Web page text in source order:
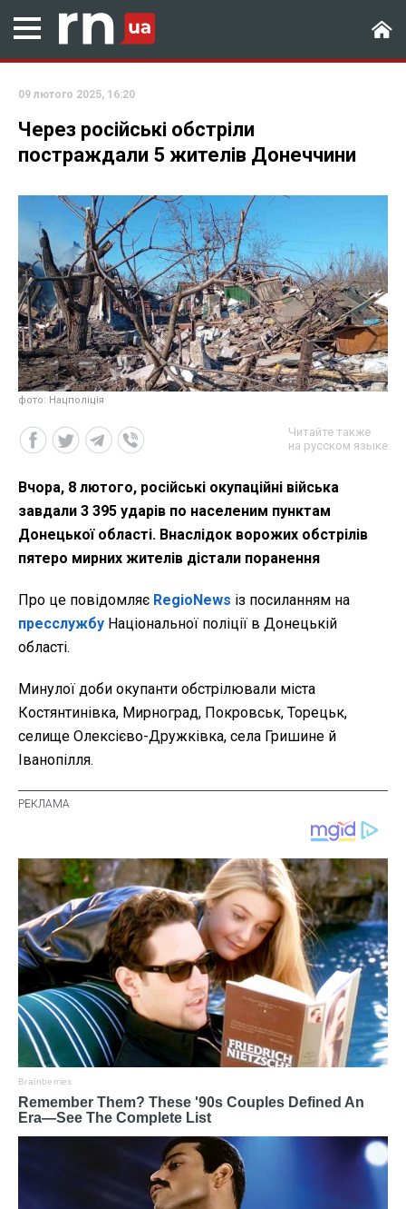
09 лютого 2025, 16:20
Через російські обстріли
постраждали 5 жителів Донеччини
фото: Нацполіція
Читайте также
на русском языке
Вчора, 8 лютого, російські окупаційні війська
завдали 3 395 ударів по населеним пунктам
Донецької області. Внаслідок ворожих обстрілів
пятеро мирних жителів дістали поранення
Про це повідомляє RegioNews із посиланням на
пресслужбу Національної поліції в Донецькій
області.
Минулої доби окупанти обстрілювали міста
Костянтинівка, Мирноград, Покровськ, Торецьк,
селище Олексієво-Дружківка, села Гришине й
Іванопілля.